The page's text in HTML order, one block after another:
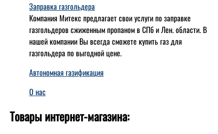
Заправка газгольдера
Компания Митекс предлагает свои услуги по заправке
газгольдеров сжиженным пропаном в СПб и Лен. области. В
нашей компании Вы всегда сможете купить газ для
газгольдера по выгодной цене.
Автономная газификация
О нас
Товары интернет-магазина: